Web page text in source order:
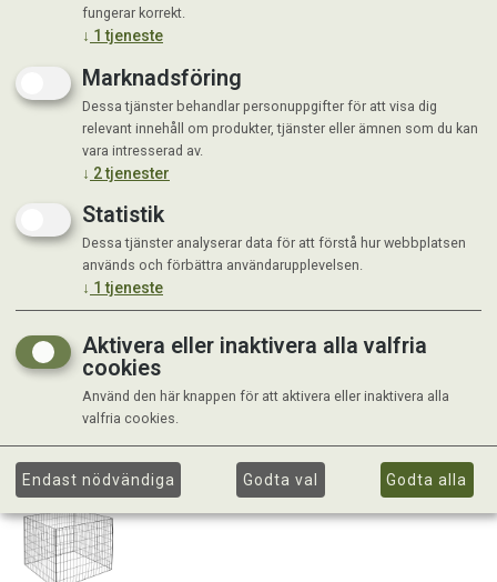
fungerar korrekt.
↓ 1 tjeneste
Marknadsföring
Dessa tjänster behandlar personuppgifter för att visa dig
relevant innehåll om produkter, tjänster eller ämnen som du kan
vara intresserad av.
↓ 2tjenester
Statistik
Dessa tjänster analyserar data för att förstå hur webbplatsen
används och förbättra användarupplevelsen.
↓ 1 tjeneste
Aktivera eller inaktivera alla valfria
cookies
Använd den här knappen för att aktivera eller inaktivera alla
valfria cookies.
Endast nödvändiga Godta val Godta alla